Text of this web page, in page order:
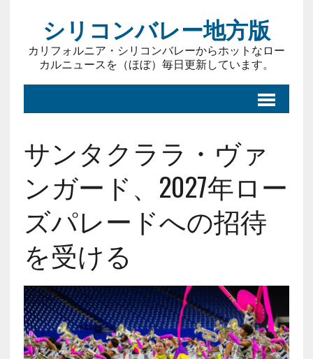
シリコンバレー地方版
カリフォルニア・シリコンバレーからホットなロー
カルニュースを（ほぼ）毎日更新しています。
サンタクララ・ヴァ
ンガード、2027年ロー
ズパレードへの招待
を受ける